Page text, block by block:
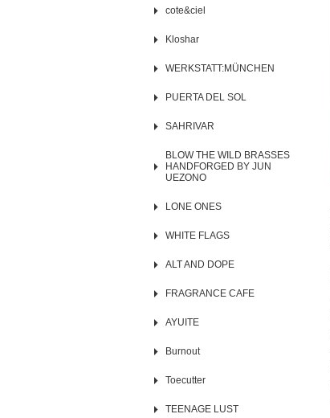
cote&ciel
Kloshar
WERKSTATT:MÜNCHEN
PUERTA DEL SOL
SAHRIVAR
BLOW THE WILD BRASSES
HANDFORGED BY JUN
UEZONO
LONE ONES
WHITE FLAGS
ALT AND DOPE
FRAGRANCE CAFE
AYUITE
Burnout
Toecutter
TEENAGE LUST